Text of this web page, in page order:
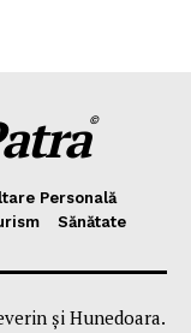
©
Personală
Sănătate
și Hunedoara.